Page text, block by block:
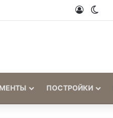
Войти
ПОСТРОЙКИ